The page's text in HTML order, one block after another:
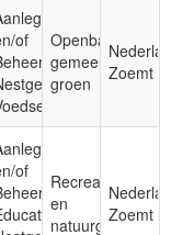
of
Openbaar,
gemeentelijk
groen
Zoemt
of
Recreatie-
en
natuurgebieden
Zoemt